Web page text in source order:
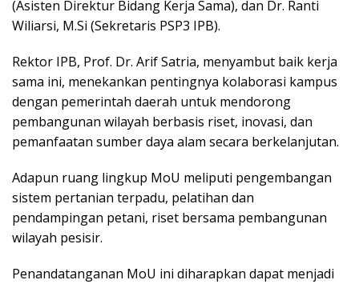
(Asisten Direktur Bidang Kerja Sama), dan Dr. Ranti
Wiliarsi, M.Si (Sekretaris PSP3 IPB).
Rektor IPB, Prof. Dr. Arif Satria, menyambut baik kerja
sama ini, menekankan pentingnya kolaborasi kampus
dengan pemerintah daerah untuk mendorong
pembangunan wilayah berbasis riset, inovasi, dan
pemanfaatan sumber daya alam secara berkelanjutan.
Adapun ruang lingkup MoU meliputi pengembangan
sistem pertanian terpadu, pelatihan dan
pendampingan petani, riset bersama pembangunan
wilayah pesisir.
Penandatanganan MoU ini diharapkan dapat menjadi